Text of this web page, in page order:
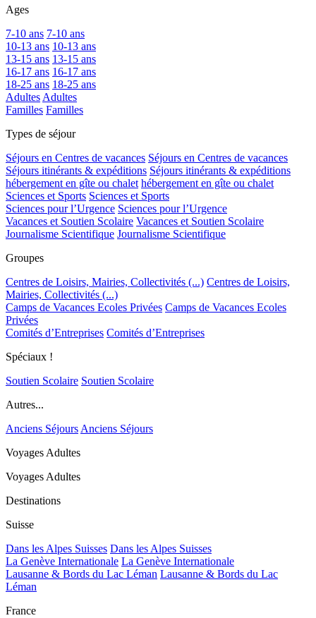
Ages
7-10 ans 7-10 ans
10-13 ans 10-13 ans
13-15 ans 13-15 ans
16-17 ans 16-17 ans
18-25 ans 18-25 ans
AdultesAdultes
Familles Familles
Types de séjour
Séjours en Centres de vacances Séjours en Centres de vacances
Séjours itinérants & expéditions Séjours itinérants & expéditions
hébergement en gîte ou chalet hébergement en gîte ou chalet
Sciences et Sports Sciences et Sports
Sciences pour l’Urgence Sciences pour l’Urgence
Vacances et Soutien Scolaire Vacances et Soutien Scolaire
Journalisme Scientifique Journalisme Scientifique
Groupes
Centres de Loisirs, Mairies, Collectivités (...) Centres de Loisirs,
Mairies, Collectivités (...)
Camps de Vacances Ecoles Privées Camps de Vacances Ecoles
Privées
Comités d’Entreprises Comités d’Entreprises
Spéciaux !
Soutien Scolaire Soutien Scolaire
Autres...
Anciens SéjoursAnciens Séjours
Voyages Adultes
Voyages Adultes
Destinations
Suisse
Dans les Alpes Suisses Dans les Alpes Suisses
La Genève Internationale La Genève Internationale
Lausanne & Bords du Lac Léman Lausanne & Bords du Lac
Léman
France